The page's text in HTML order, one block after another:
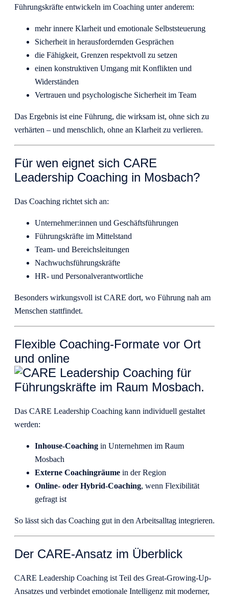
Führungskräfte entwickeln im Coaching unter anderem:
mehr innere Klarheit und emotionale Selbststeuerung
Sicherheit in herausfordernden Gesprächen
die Fähigkeit, Grenzen respektvoll zu setzen
einen konstruktiven Umgang mit Konflikten und
Widerständen
Vertrauen und psychologische Sicherheit im Team
Das Ergebnis ist eine Führung, die wirksam ist, ohne sich zu
verhärten – und menschlich, ohne an Klarheit zu verlieren.
Für wen eignet sich CARE
Leadership Coaching in Mosbach?
Das Coaching richtet sich an:
Unternehmer:innen und Geschäftsführungen
Führungskräfte im Mittelstand
Team- und Bereichsleitungen
Nachwuchsführungskräfte
HR- und Personalverantwortliche
Besonders wirkungsvoll ist CARE dort, wo Führung nah am
Menschen stattfindet.
Flexible Coaching-Formate vor Ort
und online
Das CARE Leadership Coaching kann individuell gestaltet
werden:
Inhouse-Coaching in Unternehmen im Raum
Mosbach
Externe Coachingräume in der Region
Online- oder Hybrid-Coaching, wenn Flexibilität
gefragt ist
So lässt sich das Coaching gut in den Arbeitsalltag integrieren.
Der CARE-Ansatz im Überblick
CARE Leadership Coaching ist Teil des Great-Growing-Up-
Ansatzes und verbindet emotionale Intelligenz mit moderner,